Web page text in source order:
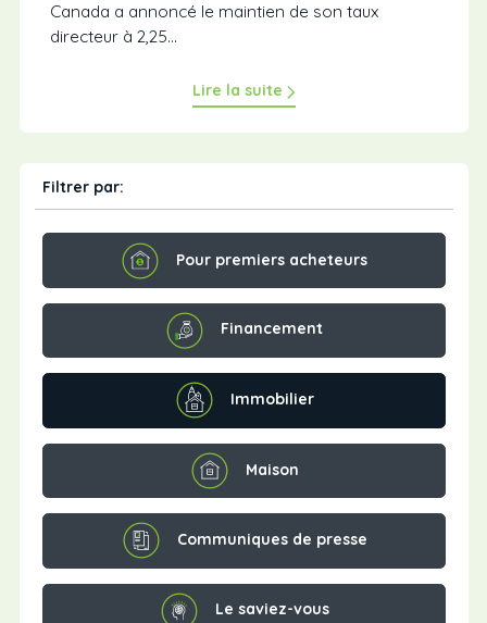
Filtrer par:
Pour premiers acheteurs
Financement
Immobilier
Maison
Communiques de presse
Le saviez-vous
Canada a annoncé le maintien de son taux
directeur à 2,25...
Lire la suite